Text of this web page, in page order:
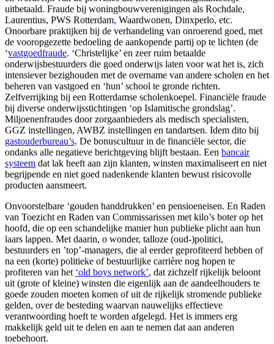
uitbetaald. Fraude bij woningbouwverenigingen als Rochdale,
Laurentius, PWS Rotterdam, Waardwonen, Dinxperlo, etc.
Onoorbare praktijken bij de verhandeling van onroerend goed, met
de vooropgezette bedoeling de aankopende partij op te lichten (de
‘vastgoedfraude. ‘Christelijke’ en zeer ruim betaalde
onderwijsbestuurders die goed onderwijs laten voor wat het is, zich
intensiever bezighouden met de overname van andere scholen en het
beheren van vastgoed en ‘hun’ school te gronde richten.
Zelfverrijking bij een Rotterdamse scholenkoepel. Financiële fraude
bij diverse onderwijsstichtingen ‘op Islamitische grondslag’.
Miljoenenfraudes door zorgaanbieders als medisch specialisten,
GGZ instellingen, AWBZ instellingen en tandartsen. Idem dito bij
gastouderbureau’s. De bonuscultuur in de financiële sector, die
ondanks alle negatieve berichtgeving blijft bestaan. Een bancair
systeem dat lak heeft aan zijn klanten, winsten maximaliseert en niet
begrijpende en niet goed nadenkende klanten bewust risicovolle
producten aansmeert.
Onvoorstelbare ‘gouden handdrukken’ en pensioeneisen. En Raden
van Toezicht en Raden van Commissarissen met kilo’s boter op het
hoofd, die op een schandelijke manier hun publieke plicht aan hun
laars lappen. Met daarin, o wonder, talloze (oud-)politici,
bestuurders en ’top’-managers, die al eerder geprofiteerd hebben of
na een (korte) politieke of bestuurlijke carrière nog hopen te
profiteren van het ‘old boys network’, dat zichzelf rijkelijk beloont
uit (grote of kleine) winsten die eigenlijk aan de aandeelhouders te
goede zouden moeten komen of uit de rijkelijk stromende publieke
gelden, over de besteding waarvan nauwelijks effectieve
verantwoording hoeft te worden afgelegd. Het is immers erg
makkelijk geld uit te delen en aan te nemen dat aan anderen
toebehoort.